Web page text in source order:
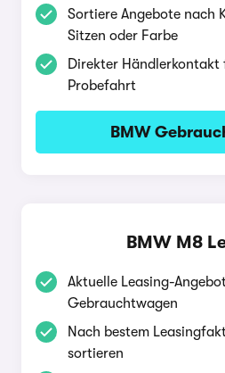
Sortiere Angebote nach
Sitzen oder Farbe
Direkter Händlerkontakt
Probefahrt
BMW
BMW M8
Aktuelle Leasing-
Gebrauchtwagen
Nach bestem
sortieren